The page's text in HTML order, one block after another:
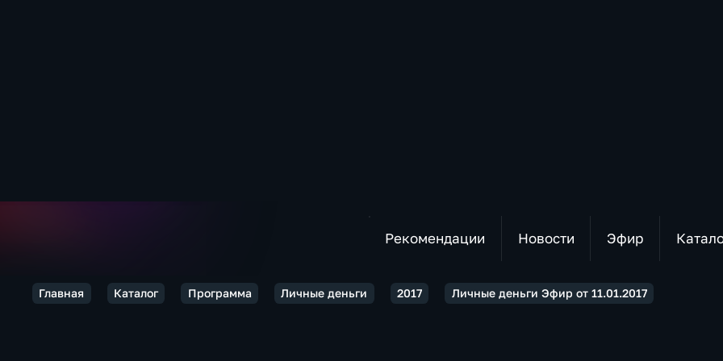
Рекомендации Новости Эфир
Главная Каталог Программа Личные деньги 2017 Личные деньги Эфир от 11.01.2017